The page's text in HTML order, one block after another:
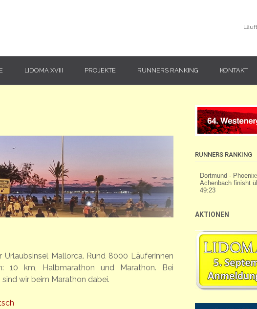
LIDOMA XVIII PROJEKTE RUNNERS RANKING KONTAKT
Mallorca. Rund 8000 Läuferinnen
10 km, Halbmarathon und Marathon. Bei
wir beim Marathon dabei.
RUNNERS RANKING
AKTIONEN